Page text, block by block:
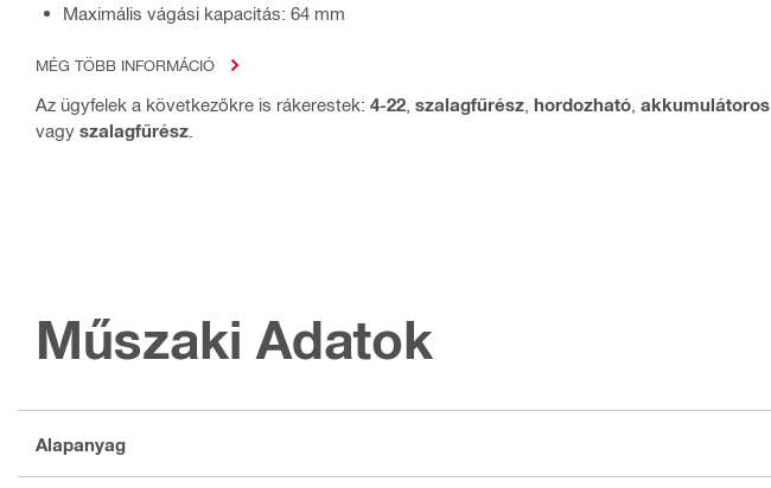
Maximális vágási kapacitás: 64 mm
MÉG TÖBB INFORMÁCIÓ
Az ügyfelek a következőkre is rákerestek: 4-22 szalagfűrész hordozható akkumulátoros
vagy szalagfűrész
Műszaki Adatok
Alapanyag